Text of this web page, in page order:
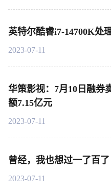
英特尔酷睿i7-14700K处
2023-07-11
华策影视：7月10日融券
额7.15亿元
2023-07-11
曾经，我也想过一了百了
2023-07-11